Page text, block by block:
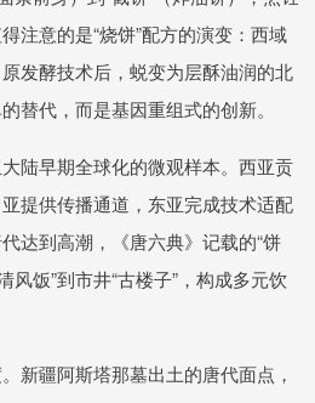
注意的是“烧饼”配方的演变：西域
发酵技术后，蜕变为层酥油润的北
替代，而是基因重组式的创新。
陆早期全球化的微观样本。西亚贡
提供传播通道，东亚完成技术适配
达到高潮，《唐六典》记载的“饼
风饭”到市井“古楼子”，构成多元饮
新疆阿斯塔那墓出土的唐代面点，